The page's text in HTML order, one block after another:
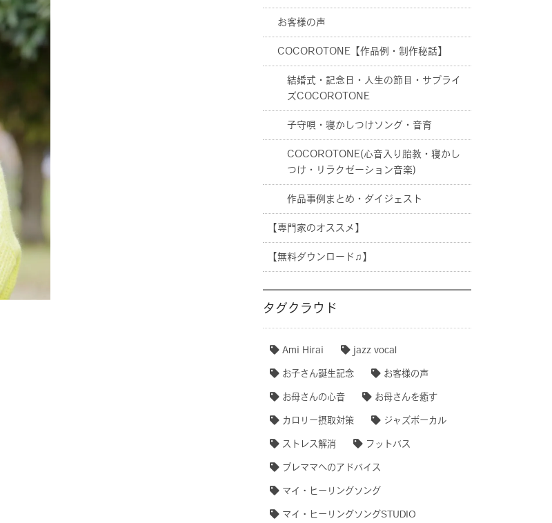
お客様の声
COCOROTONE【作品例・制作秘話】
結婚式・記念日・人生の節目・サプライ
ズCOCOROTONE
子守唄・寝かしつけソング・音育
COCOROTONE(心音入り胎教・寝かし
つけ・リラクゼーション音楽)
作品事例まとめ・ダイジェスト
【専門家のオススメ】
【無料ダウンロード♫】
タグクラウド
Ami Hirai jazz vocal
お子さん誕生記念 お客様の声
お母さんの心音 お母さんを癒す
カロリー摂取対策 ジャズボーカル
ストレス解消 フットバス
プレママへのアドバイス
マイ・ヒーリングソング
マイ・ヒーリングソングSTUDIO